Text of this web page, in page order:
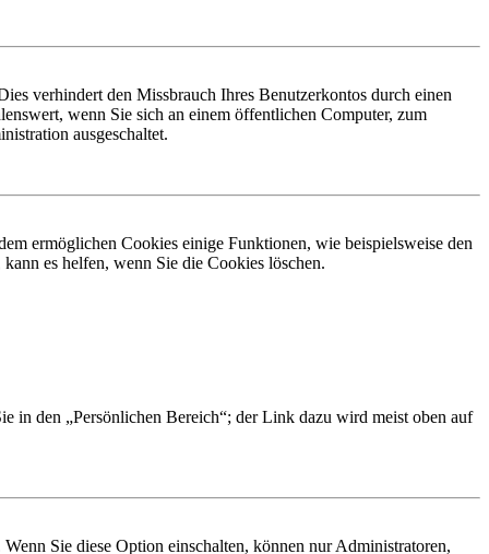
verhindert den Missbrauch Ihres Benutzerkontos durch einen
wenn Sie sich an einem öffentlichen Computer, zum
ausgeschaltet.
ermöglichen Cookies einige Funktionen, wie beispielsweise den
es helfen, wenn Sie die Cookies löschen.
in den „Persönlichen Bereich“; der Link dazu wird meist oben auf
Sie diese Option einschalten, können nur Administratoren,